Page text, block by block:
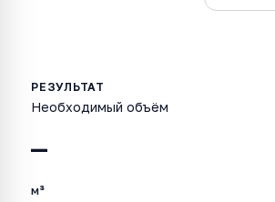
—
Необходимый объём
м³